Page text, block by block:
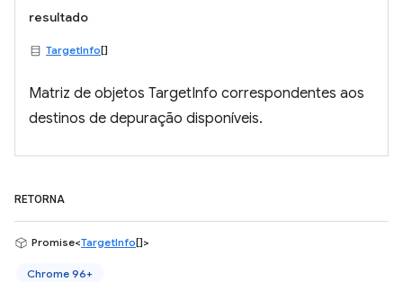
resultado
TargetInfo[]
Matriz de objetos TargetInfo correspondentes aos
destinos de depuração disponíveis.
RETORNA
Promise<TargetInfo[]>
Chrome 96+